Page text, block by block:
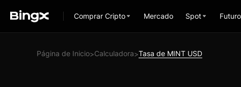
Comprar Cripto Mercado Spot
Página de Inicio>Calculadora>Tasa de MINT USD